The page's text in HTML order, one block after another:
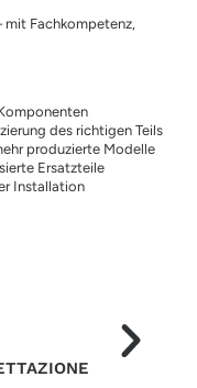
mit Fachkompetenz,
des richtigen Teils
produzierte Modelle
Ersatzteile
Installation